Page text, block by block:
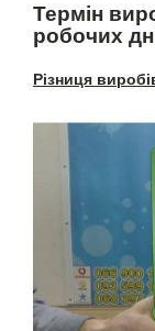
Термін
робочих
Різниця